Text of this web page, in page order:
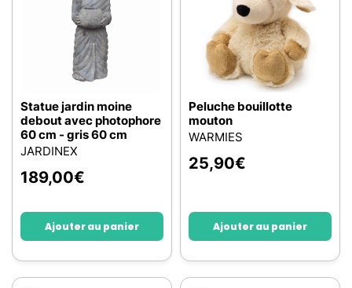
Statue jardin moine
debout avec photophore
60 cm - gris 60 cm
JARDINEX
189,00€
Ajouter au panier
Peluche bouillotte
mouton
WARMIES
25,90€
Ajouter au panier